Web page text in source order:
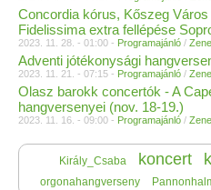
Concordia kórus, Kőszeg
Fidelissima extra fellépése
2023. 11. 28. - 01:00 - Programajánló / Zene
Adventi jótékonysági
2023. 11. 21. - 07:15 - Programajánló / Zene
Olasz barokk concertók - A
hangversenyei (nov. 18-19.)
2023. 11. 16. - 09:00 - Programajánló / Zene
Király_Csaba koncert
orgonahangverseny